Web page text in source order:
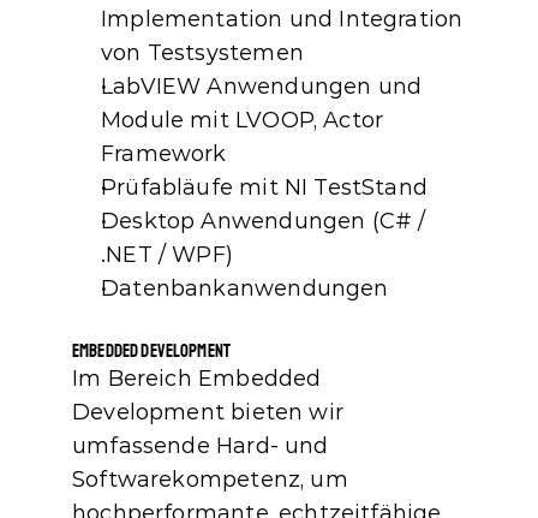
Implementation und Integration
von Testsystemen
LabVIEW Anwendungen und
Module mit LVOOP, Actor
Framework
Prüfabläufe mit NI TestStand
Desktop Anwendungen (C# /
.NET / WPF)
Datenbankanwendungen
Embedded Development
Im Bereich Embedded
Development bieten wir
umfassende Hard‑ und
Softwarekompetenz, um